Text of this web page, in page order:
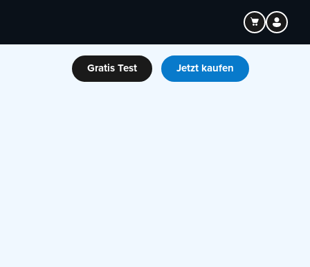
Gratis Test Jetzt kaufen